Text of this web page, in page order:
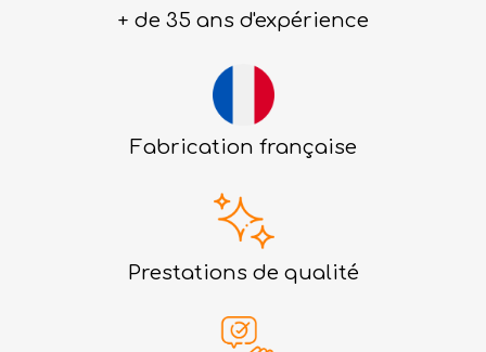
+ de 35 ans d'expérience
Fabrication française
Prestations de qualité